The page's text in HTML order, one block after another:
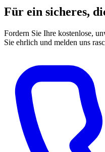
Für ein sicheres,
Fordern Sie Ihre kostenlose,
Sie ehrlich und melden uns